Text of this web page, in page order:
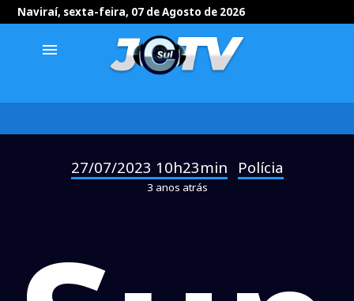
Naviraí, sexta-feira, 07 de Agosto de 2026
menu
27/07/2023 10h23min Polícia
3 anos atrás